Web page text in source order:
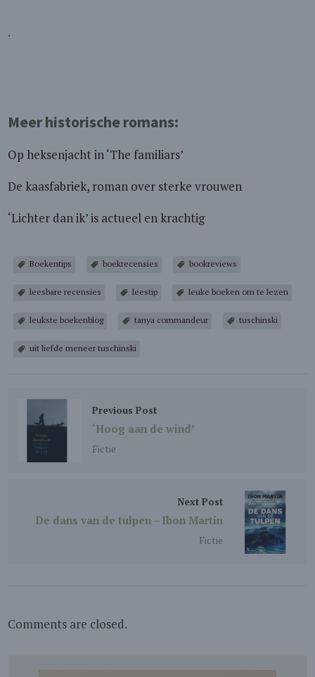
.
Meer historische romans:
Op heksenjacht in ‘The familiars’
De kaasfabriek, roman over sterke vrouwen
‘Lichter dan ik’ is actueel en krachtig
Boekentips boekrecensies bookreviews
leesbare recensies leestip leuke boeken om te lezen
leukste boekenblog tanya commandeur tuschinski
uit liefde meneer tuschinski
Previous Post
‘Hoog aan de wind’
Fictie
Next Post
De dans van de tulpen – Ibon Martín
Fictie
Comments are closed.